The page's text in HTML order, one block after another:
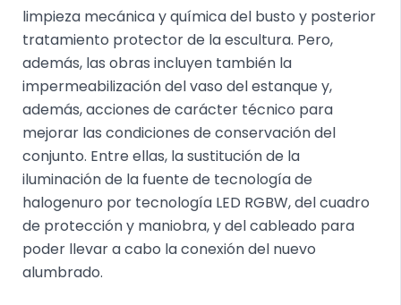
limpieza mecánica y química del busto y posterior
tratamiento protector de la escultura. Pero,
además, las obras incluyen también la
impermeabilización del vaso del estanque y,
además, acciones de carácter técnico para
mejorar las condiciones de conservación del
conjunto. Entre ellas, la sustitución de la
iluminación de la fuente de tecnología de
halogenuro por tecnología LED RGBW, del cuadro
de protección y maniobra, y del cableado para
poder llevar a cabo la conexión del nuevo
alumbrado.